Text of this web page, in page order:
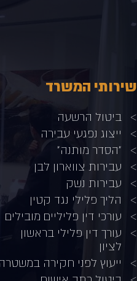
שירותי המשרד
ביטול הרשעה
ייצוג נפגעי עבירה
"הסדר מותנה"
עבירות צווארון לבן
עבירות נשק
הליך פלילי נגד קטין
עורכי דין פליליים מובילים
עורך דין פלילי בראשון
לציון
ייעוץ לפני חקירה במשטרה